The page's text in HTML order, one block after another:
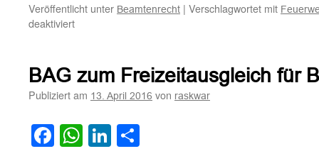
Veröffentlicht unter Beamtenrecht | Verschlagwortet mit
deaktiviertfür
Überschreitungen
der
bei
der
Feuerwehr
BAG zum Freizeitausgleich für
Publiziert am 13. April 2016 von raskwar
Facebook
WhatsApp
LinkedIn